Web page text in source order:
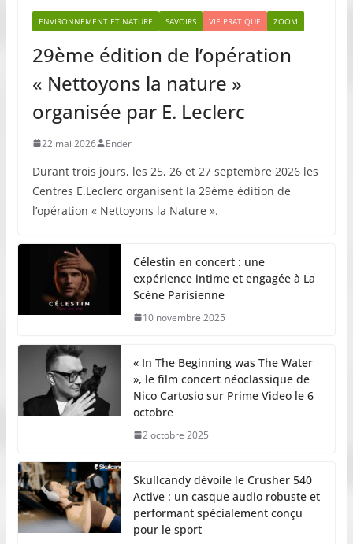
ENVIRONNEMENT ET NATURE SAVOIRS VIE PRATIQUE ZOOM
29ème édition de l’opération
« Nettoyons la nature »
organisée par E. Leclerc
22 mai 2026 Ender
Durant trois jours, les 25, 26 et 27 septembre 2026 les
Centres E.Leclerc organisent la 29ème édition de
l’opération « Nettoyons la Nature ».
Célestin en concert : une
expérience intime et engagée à La
Scène Parisienne
10 novembre 2025
« In The Beginning was The Water
», le film concert néoclassique de
Nico Cartosio sur Prime Video le 6
octobre
2 octobre 2025
Skullcandy dévoile le Crusher 540
Active : un casque audio robuste et
performant spécialement conçu
pour le sport